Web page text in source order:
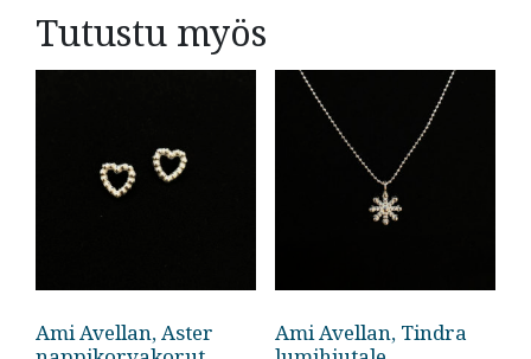
Tutustu myös
Ami Avellan, Aster
Ami Avellan, Tindra